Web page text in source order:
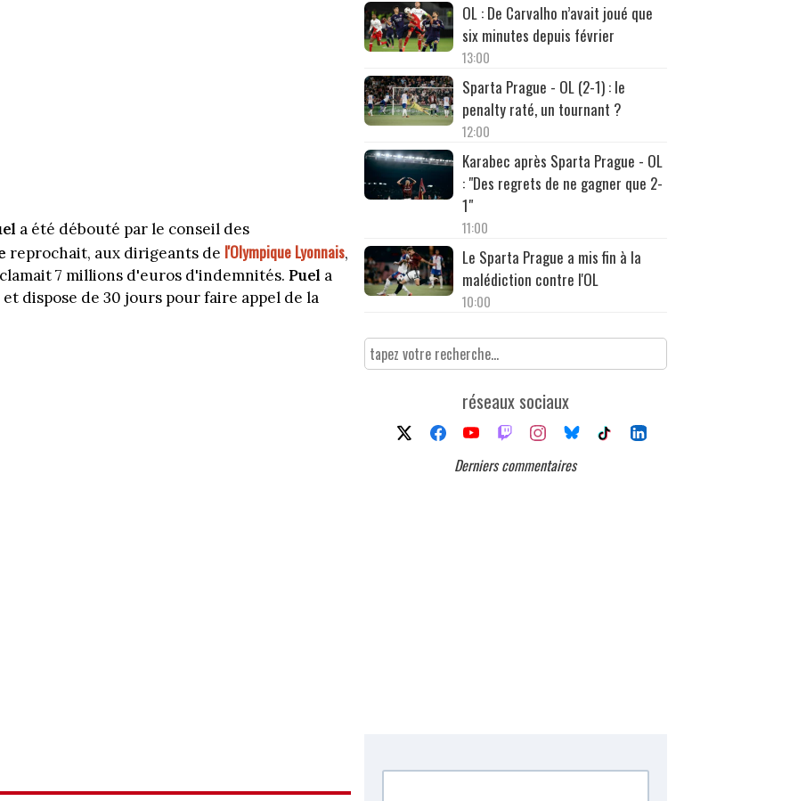
a été débouté par le conseil des
reprochait, aux dirigeants de l'Olympique Lyonnais,
7 millions d'euros d'indemnités. Puel a
dispose de 30 jours pour faire appel de la
OL : De Carvalho n’avait joué que
six minutes depuis février
13:00
Sparta Prague - OL (2-1) : le
penalty raté, un tournant ?
12:00
Karabec après Sparta Prague - OL
: "Des regrets de ne gagner que 2-
1"
11:00
Le Sparta Prague a mis fin à la
malédiction contre l'OL
10:00
réseaux sociaux
Derniers commentaires